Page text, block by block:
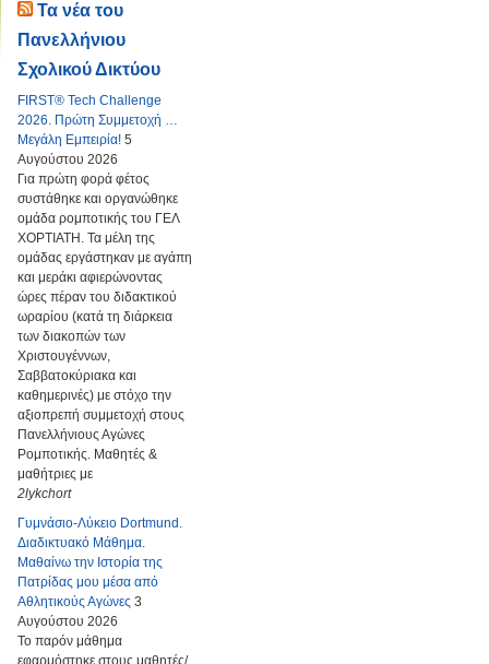
Τα νέα του
Πανελλήνιου
Σχολικού Δικτύου
FIRST® Tech Challenge
2026. Πρώτη Συμμετοχή …
Μεγάλη Εμπειρία! 5
Αυγούστου 2026
Για πρώτη φορά φέτος
συστάθηκε και οργανώθηκε
ομάδα ρομποτικής του ΓΕΛ
ΧΟΡΤΙΑΤΗ. Τα μέλη της
ομάδας εργάστηκαν με αγάπη
και μεράκι αφιερώνοντας
ώρες πέραν του διδακτικού
ωραρίου (κατά τη διάρκεια
των διακοπών των
Χριστουγέννων,
Σαββατοκύριακα και
καθημερινές) με στόχο την
αξιοπρεπή συμμετοχή στους
Πανελλήνιους Αγώνες
Ρομποτικής. Μαθητές &
μαθήτριες με
2lykchort
Γυμνάσιο-Λύκειο Dortmund.
Διαδικτυακό Μάθημα.
Μαθαίνω την Ιστορία της
Πατρίδας μου μέσα από
Αθλητικούς Αγώνες 3
Αυγούστου 2026
Το παρόν μάθημα
εφαρμόστηκε στους μαθητές/